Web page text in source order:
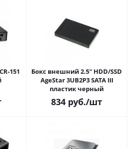
151
Бокс внешний 2.5" HDD/SSD
AgeStar 3UB2P3 SATA III
пластик черный
834 руб./шт